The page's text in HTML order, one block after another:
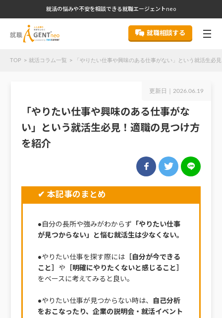
就活の悩みや不安を相談できる就職エージェントneo
就職相談する
TOP 就活コラム一覧 「やりたい仕事や興味のある仕事がない」という就活生必
更新日｜ 2026.06.19
「やりたい仕事や興味のある仕事がな
い」という就活生必見！適職の見つけ方
を紹介
✔ 本記事のまとめ
●自分の長所や強みがわからず 「やりたい仕事
が見つからない」と悩む就活生は少なくない。
●やりたい仕事を探す際には［自分が今できる
こと］ や ［明確にやりたくないと感じること］
をベースに考えてみると良い。
●やりたい仕事が見つからない時は、
自己分析
をおこなったり、企業の説明会・就活イベント